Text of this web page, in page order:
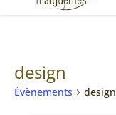
design
Évènements design